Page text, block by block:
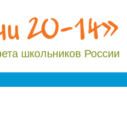
20-14»
школьников России